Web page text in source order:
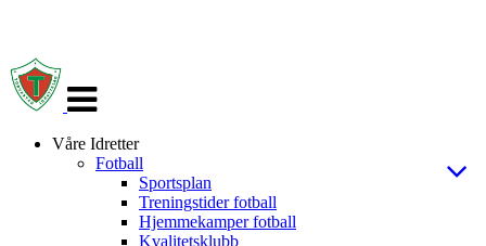
navigasjon
Våre Idretter
Fotball
Sportsplan
Treningstider fotball
Hjemmekamper fotball
Kvalitetsklubb